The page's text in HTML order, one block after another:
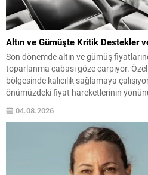
Altın ve Gümüşte Kritik Destekler
Son dönemde altın ve gümüş
toparlanma çabası göze çarpıyor.
bölgesinde kalıcılık sağlamaya
önümüzdeki fiyat hareketlerinin
bekliyor; gelecek makro veriler veya
hareketlere neden olabilir. Gümüşte
04.08.2026